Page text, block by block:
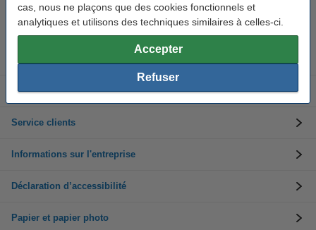
cas, nous ne plaçons que des cookies fonctionnels et
analytiques et utilisons des techniques similaires à celles-ci.
Accepter
Refuser
Besoin d’aide ? Appelez-nous au +32 (0)9 39 64 123
Les jours ouvrés de 8h30 à 17h
Toners
Service clients
Informations sur l'entreprise
Déclaration d’accessibilité
Papier et papier photo